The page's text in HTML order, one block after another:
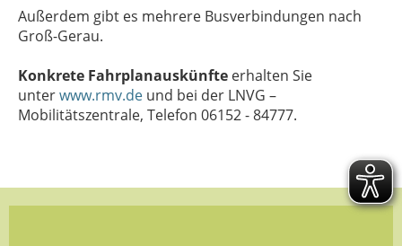
Außerdem gibt es mehrere Busverbindungen nach
Groß-Gerau.
Konkrete Fahrplanauskünfte erhalten Sie
unterwww.rmv.de und bei der LNVG –
Mobilitätszentrale, Telefon 06152 - 84777.